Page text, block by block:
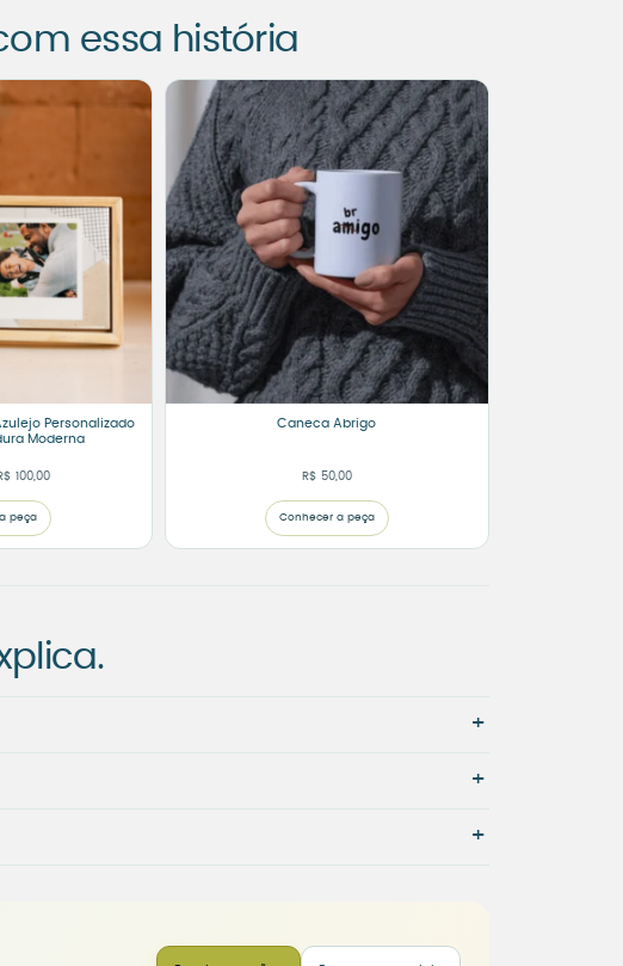
essa história
Personalizado
Moderna
100,00
peça
Caneca Abrigo
R$ 50,00
Conhecer a peça
+
+
+